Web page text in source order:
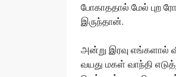
போகாததால் மேல் புற
இருந்தான்.
அன்று இரவு எங்களால்
வயது மகள் வாந்தி